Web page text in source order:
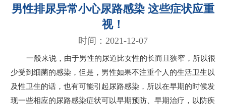
男性排尿异常小心尿路感染 这些症状应重
视！
时间：2021-12-07
一般来说，由于男性的尿道比女性的长而且狭窄，所以很
少受到细菌的感染，但是，男性如果不注重个人的生活卫生以
及性卫生的话，也有可能引起尿路感染，所以在早期的时候发
现一些相应的尿路感染症状可以早期预防、早期治疗，以防疾